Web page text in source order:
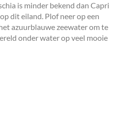
is minder bekend dan Capri
dit eiland. Plof neer op een
azuurblauwe zeewater om te
onder water op veel mooie